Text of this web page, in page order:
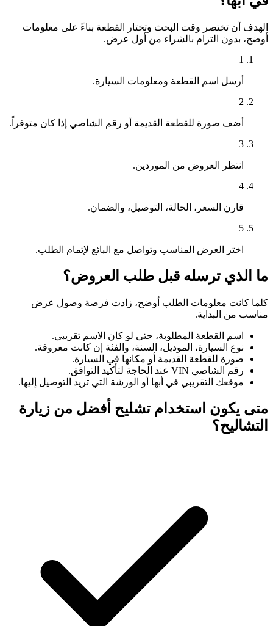
الهدف أن تختصر وقت البحث وتختار القطعة بناءً على معلومات
أوضح، بدون التزام بالشراء من أول عرض.
1
أرسل اسم القطعة ومعلومات السيارة.
2
أضف صورة للقطعة القديمة أو رقم الشاصي إذا كان متوفراً.
3
انتظر العروض من الموردين.
4
قارن السعر، الحالة، التوصيل، والضمان.
5
اختر العرض المناسب وتواصل مع البائع لإتمام الطلب.
ما الذي ترسله قبل طلب العروض؟
كلما كانت معلومات الطلب أوضح، زادت فرصة وصول عرض
مناسب من البداية.
اسم القطعة المطلوبة، حتى لو كان الاسم تقريبي.
نوع السيارة، الموديل، السنة، والفئة إن كانت معروفة.
صورة للقطعة القديمة أو مكانها في السيارة.
رقم الشاصي VIN عند الحاجة لتأكيد التوافق.
موقعك التقريبي في أبها أو الورشة التي تريد التوصيل إليها.
متى يكون استخدام تشليح أفضل من زيارة
التشاليح؟